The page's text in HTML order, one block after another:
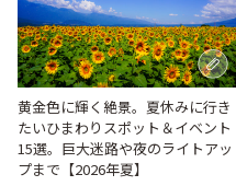
黄金色に輝く絶景。夏休みに行き
たいひまわりスポット＆イベント
15選。巨大迷路や夜のライトアッ
プまで【2026年夏】